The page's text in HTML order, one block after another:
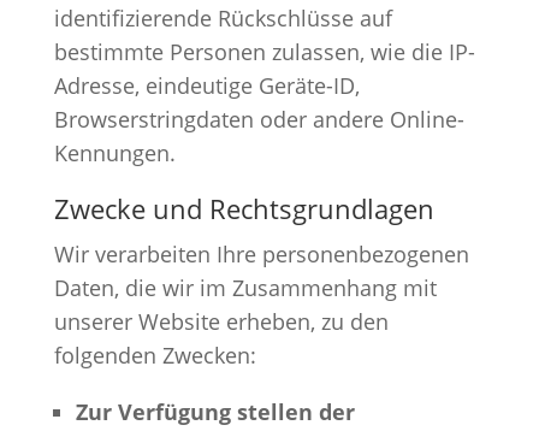
identifizierende Rückschlüsse auf
bestimmte Personen zulassen, wie die IP-
Adresse, eindeutige Geräte-ID,
Browserstringdaten oder andere Online-
Kennungen.
Zwecke und Rechtsgrundlagen
Wir verarbeiten Ihre personenbezogenen
Daten, die wir im Zusammenhang mit
unserer Website erheben, zu den
folgenden Zwecken:
Zur Verfügung stellen der